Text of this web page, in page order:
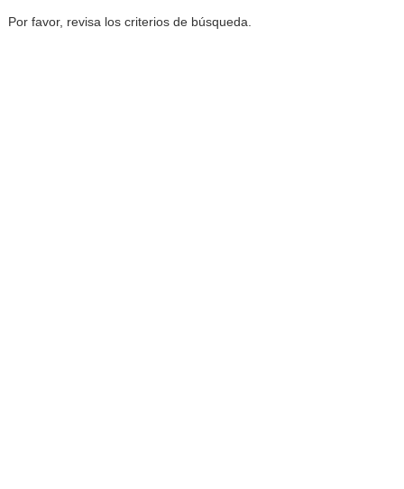
Por favor, revisa los criterios de búsqueda.